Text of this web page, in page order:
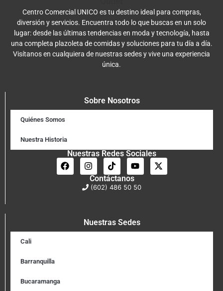
Centro Comercial UNICO es tu destino ideal para compras,
diversión y servicios. Encuentra todo lo que buscas en un solo
lugar: desde las últimas tendencias en moda y tecnología, hasta
una completa plazoleta de comidas y soluciones para tu día a día.
Visítanos en cualquiera de nuestras sedes y vive una experiencia
única.
Sobre Nosotros
Quiénes Somos
Nuestra Historia
Nuestras Redes Sociales
Contáctanos
(602) 486 50 50
Nuestras Sedes
Cali
Barranquilla
Bucaramanga